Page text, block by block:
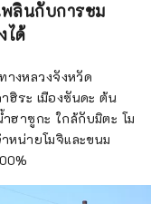
ลินกับการชม
ได้
างหลวงจังหวัด
ฮิระ เมืองซันดะ ต้น
ฮาซูกะ ใกล้กับมิตะ โม
หน่ายโมจิและขนม